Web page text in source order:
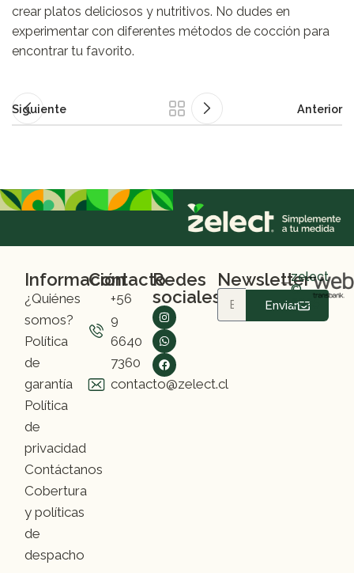
crear platos deliciosos y nutritivos. No dudes en
experimentar con diferentes métodos de cocción para
encontrar tu favorito.
Siguiente Anterior
Información
¿Quiénes
somos?
Política
de
garantía
Política
de
privacidad
Contáctanos
Cobertura
y políticas
de
despacho
Contacto
+56
9
6640
7360
contacto@zelect.cl
Redes
sociales
Newsletter
Enviar
zelect
©
2025